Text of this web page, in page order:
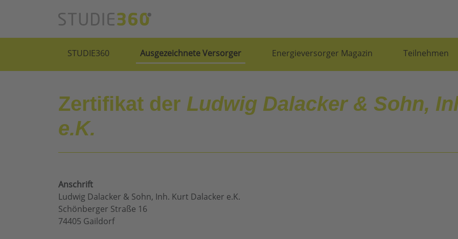
STUDIE360 Ausgezeichnete Versorger Energieversorger Magazin Teilnehmen
Zertifikat der Ludwig Dalacker & Sohn,
e.K.
Anschrift
Ludwig Dalacker & Sohn, Inh. Kurt Dalacker e.K.
Schönberger Straße 16
74405 Gaildorf